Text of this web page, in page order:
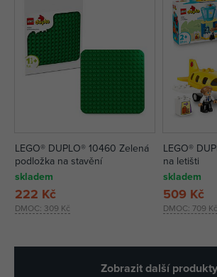
LEGO® DUPLO® 10460 Zelená
podložka na stavění
skladem
DMOC: 309 Kč
222 Kč
LEGO®
na letišti
skladem
DMOC: 709 Kč
509 Kč
Zobrazit další produkty